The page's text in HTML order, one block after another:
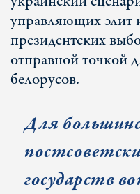
управляющих элит
президентских
отправной точкой
белорусов.
Для
государств